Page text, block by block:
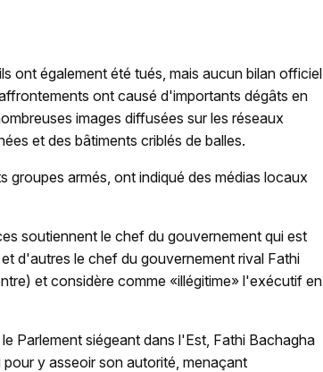
ont également été tués, mais aucun bilan officiel
ont causé d'importants dégâts en
images diffusées sur les réseaux
et des bâtiments criblés de balles.
groupes armés, ont indiqué des médias locaux
soutiennent le chef du gouvernement qui est
d'autres le chef du gouvernement rival Fathi
et considère comme «illégitime» l'exécutif en
Parlement siégeant dans l'Est, Fathi Bachagha
y asseoir son autorité, menaçant